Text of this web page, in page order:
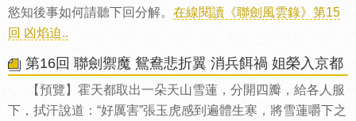
慾知後事如何請聽下回分解。 在線閱讀《聯劍風雲錄》第15
回 凶焰迫..
第16回 聯劍禦魔 鴛鴦悲折翼 消兵餌禍 姐榮入京都
【預覽】霍天都取出一朵天山雪蓮，分開四瓣，給各人服
下，拭汗說道：“好厲害”張玉虎感到遍體生寒，將雪蓮嚼下之